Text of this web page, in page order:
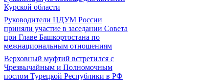
Курской области
Руководители ЦДУМ России
приняли участие в заседании Совета
при Главе Башкортостана по
межнациональным отношениям
Верховный муфтий встретился с
Чрезвычайным и Полномочным
послом Турецкой Республики в РФ